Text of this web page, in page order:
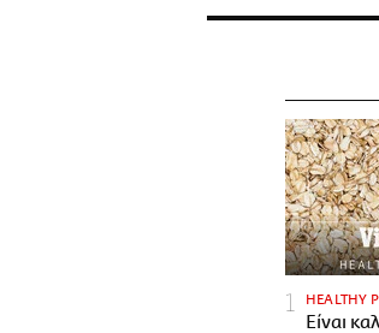
HEALTHY
Είναι